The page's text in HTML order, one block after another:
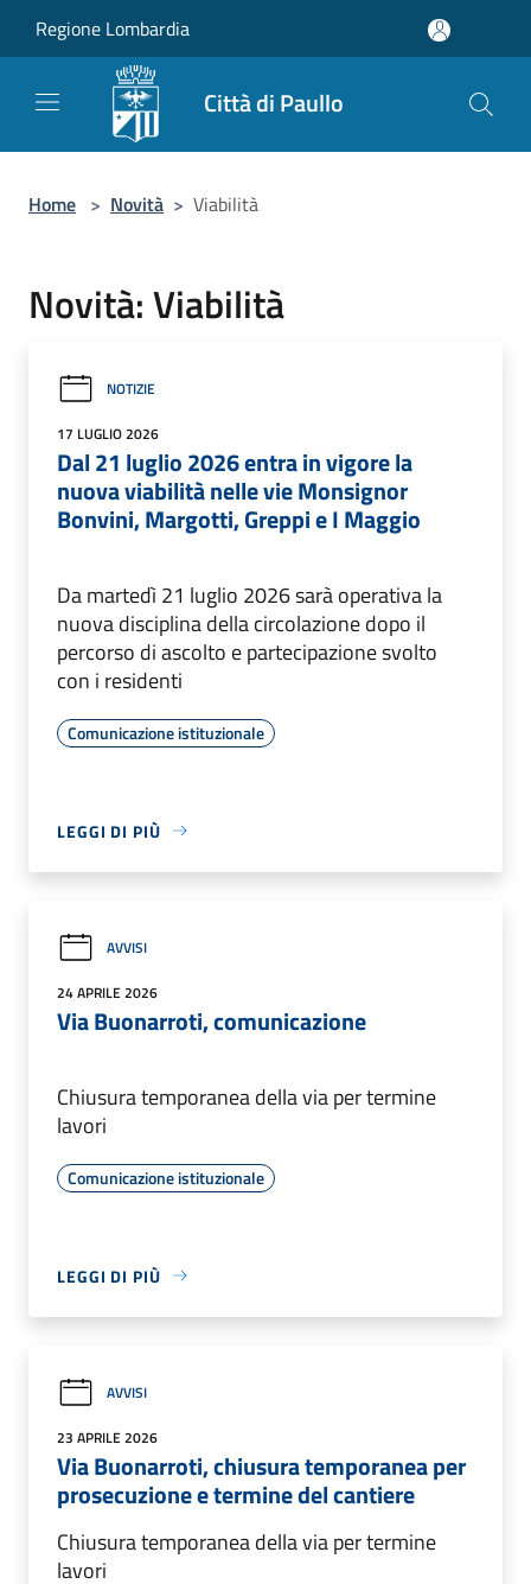
Regione Lombardia
Città di Paullo
Home > Novità > Viabilità
Novità: Viabilità
NOTIZIE
17 LUGLIO 2026
Dal 21 luglio 2026 entra in vigore la
nuova viabilità nelle vie Monsignor
Bonvini, Margotti, Greppi e I Maggio
Da martedì 21 luglio 2026 sarà operativa la
nuova disciplina della circolazione dopo il
percorso di ascolto e partecipazione svolto
con i residenti
Comunicazione istituzionale
LEGGI DI PIÙ
AVVISI
24 APRILE 2026
Via Buonarroti, comunicazione
Chiusura temporanea della via per termine
lavori
Comunicazione istituzionale
LEGGI DI PIÙ
AVVISI
23 APRILE 2026
Via Buonarroti, chiusura temporanea per
prosecuzione e termine del cantiere
Chiusura temporanea della via per termine
lavori